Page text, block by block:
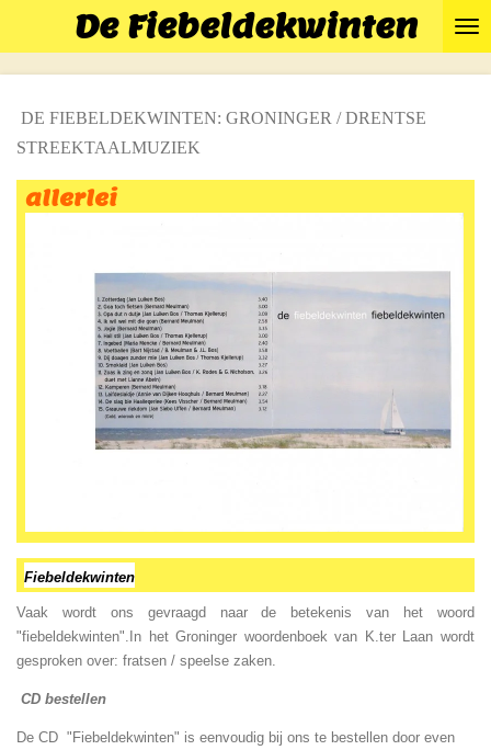
hoofdinhoud
De Fiebeldekwinten
DE FIEBELDEKWINTEN: GRONINGER / DRENTSE
STREEKTAALMUZIEK
allerlei
Fiebeldekwinten
Vaak wordt ons gevraagd naar de betekenis van het woord
"fiebeldekwinten". In het Groninger woordenboek van K.ter Laan wordt
gesproken over: fratsen / speelse zaken.
CD bestellen
De CD "Fiebeldekwinten" is eenvoudig bij ons te bestellen door even